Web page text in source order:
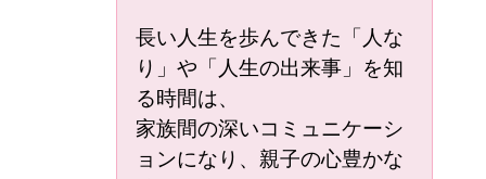
長い人生を歩んできた「人な
り」や「人生の出来事」を知
る時間は、
家族間の深いコミュニケーシ
ョンになり、親子の心豊かな